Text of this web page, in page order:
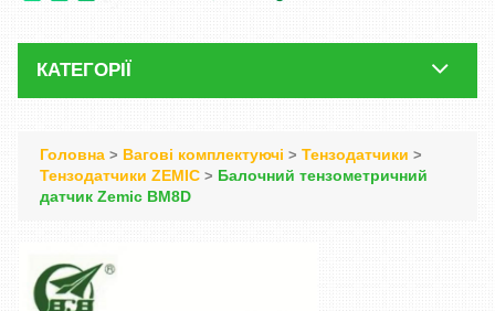
КАТЕГОРІЇ
Головна > Вагові комплектуючі > Тензодатчики >
Тензодатчики ZEMIC > Балочний тензометричний
датчик Zemic BM8D